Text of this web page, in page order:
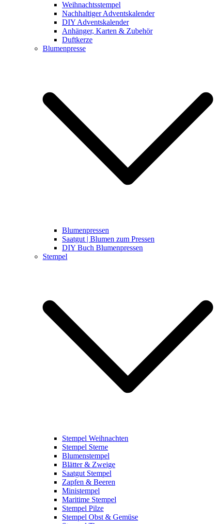
Weihnachtsstempel
Nachhaltiger Adventskalender
DIY Adventskalender
Anhänger, Karten & Zubehör
Duftkerze
Blumenpresse
Blumenpressen
Saatgut | Blumen zum Pressen
DIY Buch Blumenpressen
Stempel
Stempel Weihnachten
Stempel Sterne
Blumenstempel
Blätter & Zweige
Saatgut Stempel
Zapfen & Beeren
Ministempel
Maritime Stempel
Stempel Pilze
Stempel Obst & Gemüse